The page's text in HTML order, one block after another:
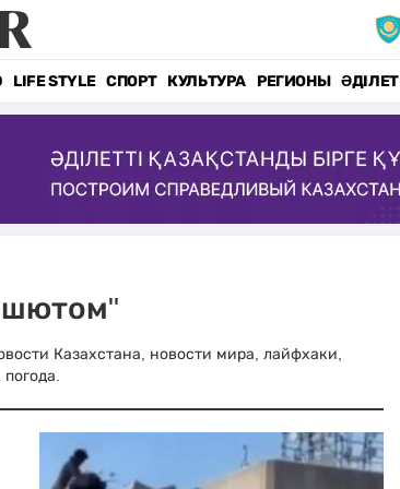
LIFE STYLE СПОРТ КУЛЬТУРА РЕГИОНЫ ӘДІЛЕТ
Казахстана, новости мира, лайфхаки,